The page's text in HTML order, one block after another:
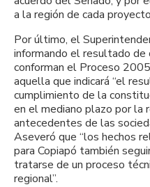
a la región de cada
Por último, el
informando el resultado de
conforman el Proceso
aquella que indicará “el
cumplimiento de la
en el mediano plazo por la
antecedentes de las
Aseveró que “los hechos
para Copiapó también
tratarse de un proceso
regional”.